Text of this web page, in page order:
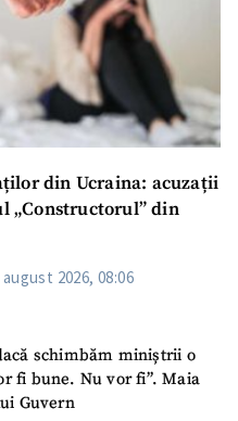
din Ucraina: acuzații
„Constructorul” din
august 2026, 08:06
schimbăm miniștrii o
fi bune. Nu vor fi”. Maia
Guvern